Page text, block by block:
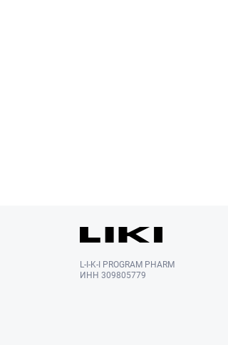
L-I-K-I PROGRAM PHARM
ИНН 309805779